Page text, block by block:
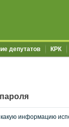
депутатов КРК
информацию